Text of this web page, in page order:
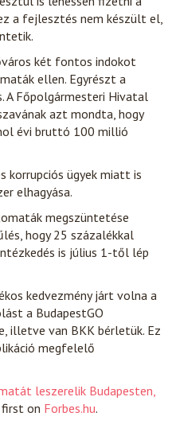
a fejlesztés nem készült el,
két fontos indokot
ellen. Egyrészt a
A Főpolgármesteri Hivatal
azt mondta, hogy
évi bruttó 100 millió
korrupciós ügyek miatt is
elhagyása.
megszüntetése
hogy 25 százalékkal
is július 1-től lép
kedvezmény járt volna a
a BudapestGO
illetve van BKK bérletük. Ez
megfelelő
leszerelik Budapesten,
first on Forbes.hu.